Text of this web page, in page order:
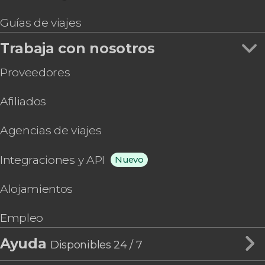
Guías de viajes
Trabaja con nosotros
Proveedores
Afiliados
Agencias de viajes
Integraciones y API Nuevo
Alojamientos
Empleo
Ayuda Disponibles 24 / 7